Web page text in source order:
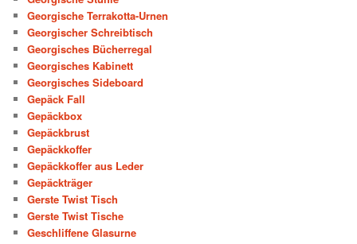
Georgische Terrakotta-Urnen
Georgischer Schreibtisch
Georgisches Bücherregal
Georgisches Kabinett
Georgisches Sideboard
Gepäck Fall
Gepäckbox
Gepäckbrust
Gepäckkoffer
Gepäckkoffer aus Leder
Gepäckträger
Gerste Twist Tisch
Gerste Twist Tische
Geschliffene Glasurne